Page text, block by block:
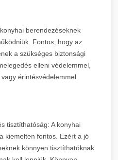
berendezéseknek
Fontos, hogy az
a szükséges biztonsági
elleni védelemmel,
érintésvédelemmel.
tisztíthatóság: A konyhai
kiemelten fontos. Ezért a jó
könnyen tisztíthatóknak